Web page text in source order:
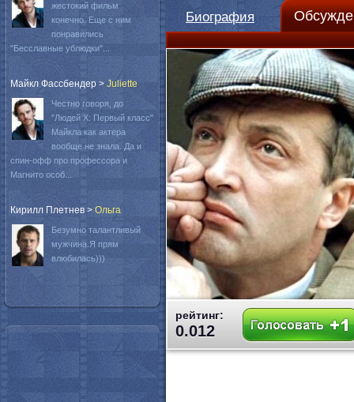
Биография
рейтинг:
0.012
жестокий фильм
конечно. Еще с ним
понравились
"Бесславные ублюдки"...
Майкл Фассбендер > Juliette
Честно говоря, до
"Людей Х: Первый класс"
Майкла как актера
вообще не знала. Да и
спин-офф про профессора и
Магнито особ...
Кирилл Плетнев > Oльга
Безумно талантливый
мужчина.Я прям
влюбилась)))